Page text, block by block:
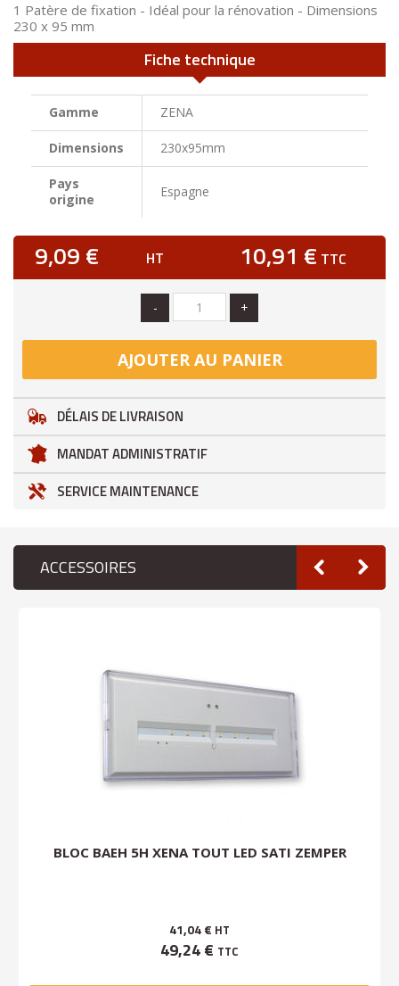
1 Patère de fixation - Idéal pour la rénovation - Dimensions
230 x 95 mm
Fiche technique
Gamme ZENA
Dimensions 230x95mm
Pays
origine
Espagne
9,09 € HT 10,91 € TTC
- +
AJOUTER AU PANIER
DÉLAIS DE LIVRAISON
MANDAT ADMINISTRATIF
SERVICE MAINTENANCE
ACCESSOIRES
BLOC BAEH 5H XENA TOUT LED SATI ZEMPER
41,04 € HT
49,24 € TTC